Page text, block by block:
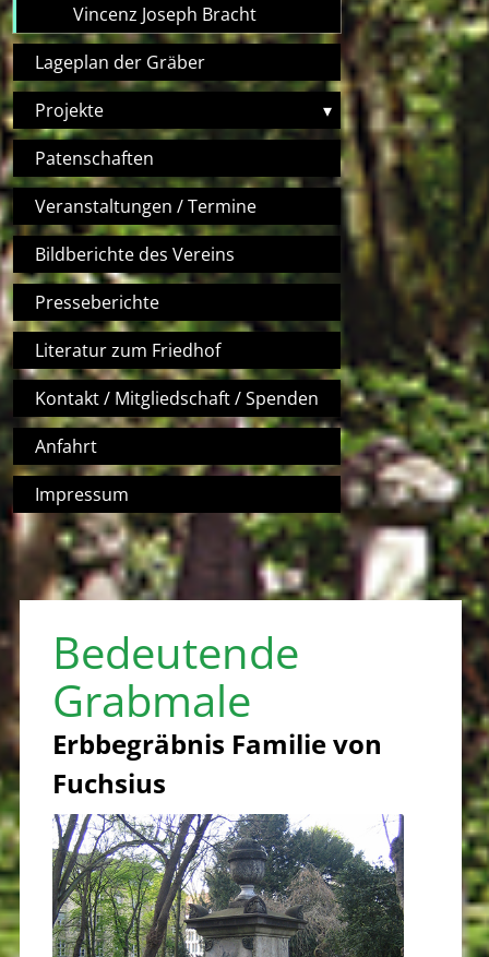
Vincenz Joseph Bracht
Lageplan der Gräber
Projekte
▾
Patenschaften
Veranstaltungen / Termine
Bildberichte des Vereins
Presseberichte
Literatur zum Friedhof
Kontakt / Mitgliedschaft / Spenden
Anfahrt
Impressum
Bedeutende
Grabmale
Erbbegräbnis Familie von
Fuchsius